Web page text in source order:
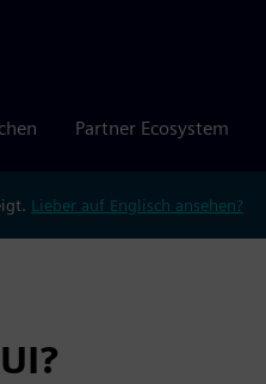
Partner Ecosystem
Lieber auf Englisch ansehen?